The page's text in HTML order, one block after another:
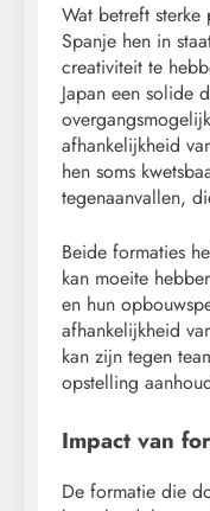
Wat betreft
Spanje hen in
creativiteit te
Japan een solide
afhankelijkheid
hen soms
tegenaanvallen,
Beide formaties
kan moeite
en hun
afhankelijkheid
kan zijn tegen
opstelling
Impact van
De formatie die